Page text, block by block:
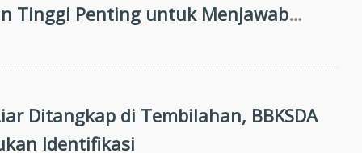
Tinggi Penting untuk Menjawab
Ditangkap di Tembilahan, BBKSDA
Identifikasi